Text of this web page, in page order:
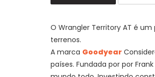
O Wrangler Territory AT é
terrenos.
A marca Goodyear
países. Fundada por por